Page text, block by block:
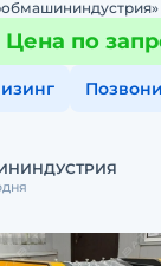
— предлагает
Цена по